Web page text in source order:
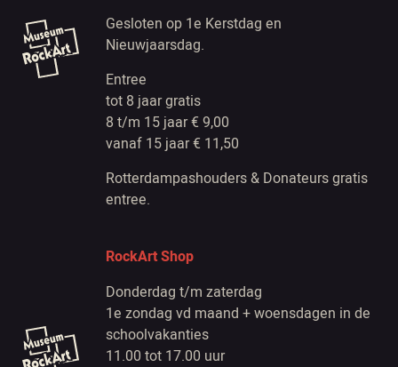
Gesloten op 1e Kerstdag en
Nieuwjaarsdag.
Entree
tot 8 jaar gratis
8 t/m 15 jaar € 9,00
vanaf 15 jaar € 11,50
Rotterdampashouders & Donateurs gratis
entree.
RockArt Shop
Donderdag t/m zaterdag
1e zondag vd maand + woensdagen in de
schoolvakanties
11.00 tot 17.00 uur